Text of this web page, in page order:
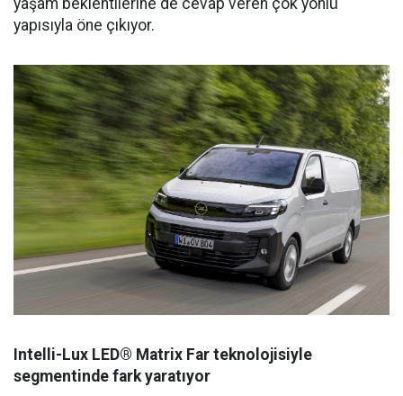
yapısıyla öne çıkıyor.
Intelli-Lux LED® Matrix Far teknolojisiyle
segmentinde fark yaratıyor